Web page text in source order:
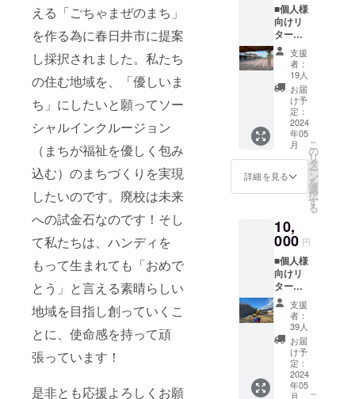
える「ごちゃまぜのまち」
を作る為に春日井市に提案
し採択されました。私たち
の住む地域を、「優しいま
ち」にしたいと願ってソー
シャルインクルージョン
（まちが福祉を優しく包み
込む）のまちづくりを実現
したいのです。廃校は未来
への試金石なのです！そし
て私たちは、ハンディを
もって生まれても「おめで
とう」と言える素晴らしい
地域を目指し創っていくこ
とに、使命感を持って頑
張っています！
是非とも応援よろしくお願
■個人様
向けリ
ターン
・お礼
のメー
ルを差
し上げ
ます。
差し支
えなけ
れば備
考欄に
お名前
をご記
載下さ
い。 ・
ページ
でお名
前を掲
載させ
て頂き
ます。
お名前
掲載を
ご希望
の場
合、備
考欄に
「掲載
希望/お
支援
者：
19人
お届
け予
定：
2024
年05
月
詳細を見る
こ
の
リ
タ
ー
ン
を
選
択
す
る
10,
000 円
■個人様
向けリ
ターン
・お礼
のメー
ルを差
し上げ
ます。
差し支
えなけ
れば備
支援
者：
39人
お届
け予
定：
2024
年05
月